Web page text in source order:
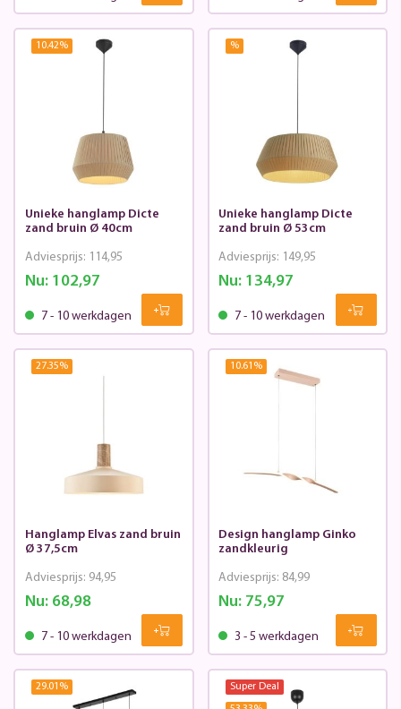
10.42%
Unieke hanglamp Dicte
zand bruin Ø 40cm
Nu:102,97
Adviesprijs: 114,95
7 - 10 werkdagen
%
Unieke hanglamp Dicte
zand bruin Ø 53cm
Nu: 134,97
Adviesprijs: 149,95
7 - 10 werkdagen
27.35%
Hanglamp Elvas zand bruin
Ø 37,5cm
Nu:68,98
Adviesprijs: 94,95
7 - 10 werkdagen
10.61 %
Design hanglamp Ginko
zandkleurig
Nu: 75,97
Adviesprijs: 84,99
3 - 5 werkdagen
29.01 % Super Deal